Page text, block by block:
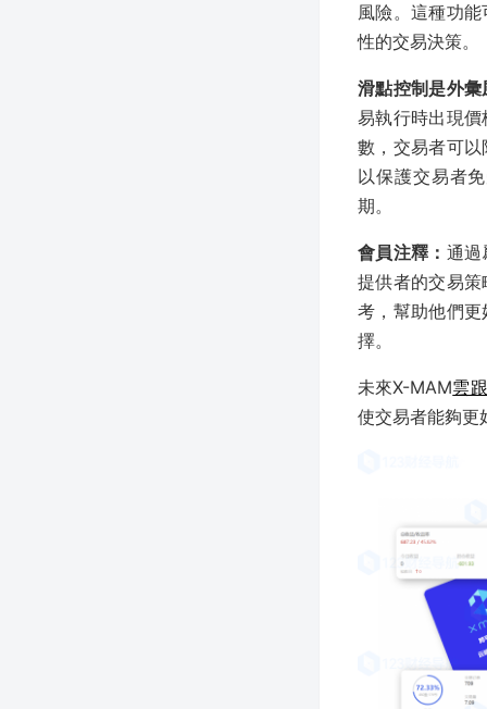
風險。這種功
性的交易決策。
滑點控制是外
易執行時出現
數，交易者可
以保護交易者
期。
會員注釋： 通過
提供者的交易
考，幫助他們
擇。
未來X-MAM雲
使交易者能夠更